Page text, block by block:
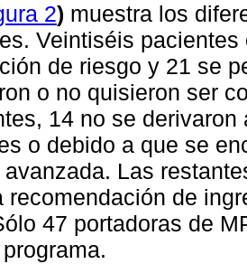
2) muestra los
Veintiséis
de riesgo y 21 se
o no quisieron ser
14 no se
o debido a que se
avanzada. Las
recomendación de
47 portadoras de